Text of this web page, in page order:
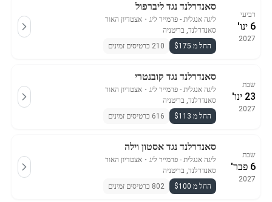
רביעי
6 ינו'
2027
סאנדרלנד נגד ליברפול
ליגה אנגלית - פרמייר ליג ・ אצטדיון האור
סאנדרלנד, בריטניה
החל מ $175
210 כרטיסים זמינים
שבת
23 ינו'
2027
סאנדרלנד נגד קובנטרי
ליגה אנגלית - פרמייר ליג ・ אצטדיון האור
סאנדרלנד, בריטניה
החל מ $113
616 כרטיסים זמינים
שבת
6 פבר'
2027
סאנדרלנד נגד אסטון וילה
ליגה אנגלית - פרמייר ליג ・ אצטדיון האור
סאנדרלנד, בריטניה
החל מ $100
802 כרטיסים זמינים